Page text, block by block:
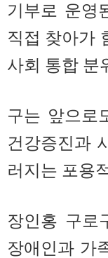
기부로 운영
직접 찾아가
사회 통합 분
구는 앞으로
건강증진과
러지는 포용
장인홍 구로
장애인과 가